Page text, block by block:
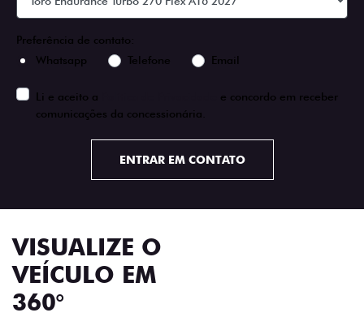
Preferência de contato:
Whatsapp
Telefone Email
Li e aceito a
e concordo em receber
comunicações da concessionária.
ENTRAR EM CONTATO
VISUALIZE O
VEÍCULO EM
360°